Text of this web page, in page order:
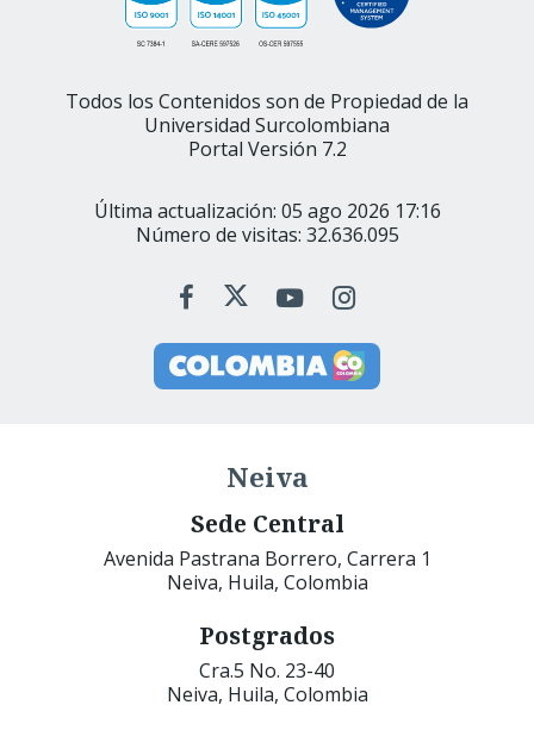
Todos los Contenidos son de Propiedad de la
Universidad Surcolombiana
Portal Versión 7.2
Última actualización: 05 ago 2026 17:16
Número de visitas: 32.636.095
Neiva
Sede Central
Avenida Pastrana Borrero, Carrera 1
Neiva, Huila, Colombia
Postgrados
Cra.5 No. 23-40
Neiva, Huila, Colombia